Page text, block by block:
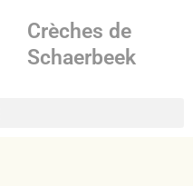
Crèches de
Schaerbeek